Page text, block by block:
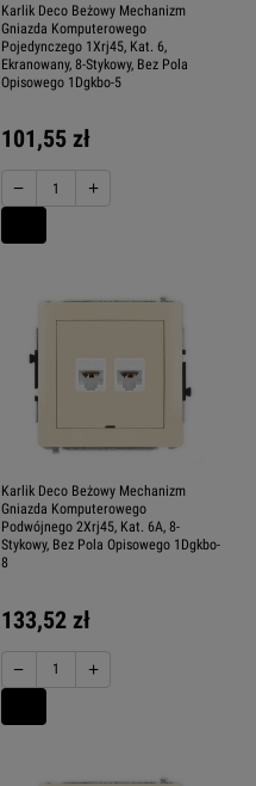
Karlik Deco Beżowy Mechanizm
Gniazda Komputerowego
Pojedynczego 1Xrj45, Kat. 6,
Ekranowany, 8-Stykowy, Bez Pola
Opisowego 1Dgkbo-5
101,55 zł
− +
Karlik Deco Beżowy Mechanizm
Gniazda Komputerowego
Podwójnego 2Xrj45, Kat. 6A, 8-
Stykowy, Bez Pola Opisowego 1Dgkbo-
8
133,52 zł
− +